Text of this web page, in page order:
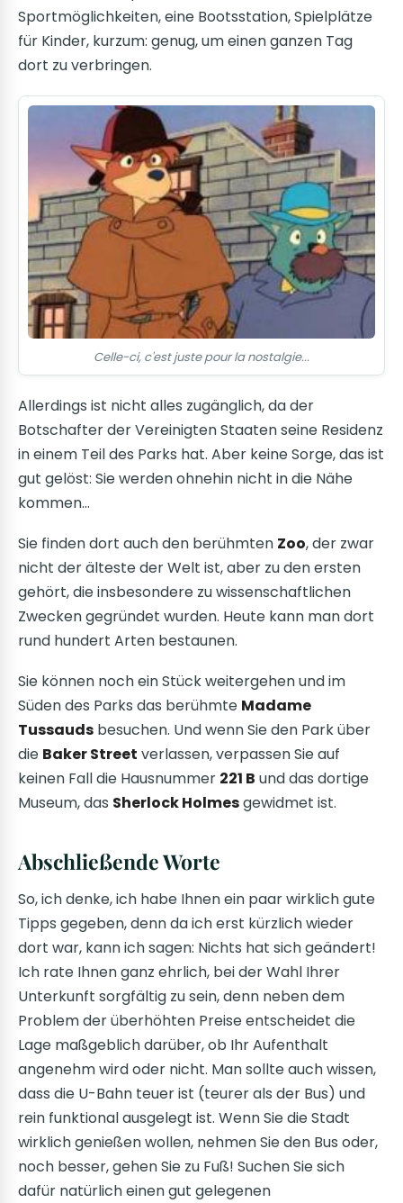
Sportmöglichkeiten, eine Bootsstation, Spielplätze
für Kinder, kurzum: genug, um einen ganzen Tag
dort zu verbringen.
Celle-ci, c'est juste pour la nostalgie...
Allerdings ist nicht alles zugänglich, da der
Botschafter der Vereinigten Staaten seine Residenz
in einem Teil des Parks hat. Aber keine Sorge, das ist
gut gelöst: Sie werden ohnehin nicht in die Nähe
kommen…
Sie finden dort auch den berühmten Zoo, der zwar
nicht der älteste der Welt ist, aber zu den ersten
gehört, die insbesondere zu wissenschaftlichen
Zwecken gegründet wurden. Heute kann man dort
rund hundert Arten bestaunen.
Sie können noch ein Stück weitergehen und im
Süden des Parks das berühmte Madame
Tussauds besuchen. Und wenn Sie den Park über
die Baker Street verlassen, verpassen Sie auf
keinen Fall die Hausnummer 221 B und das dortige
Museum, das Sherlock Holmesgewidmet ist.
Abschließende Worte
So, ich denke, ich habe Ihnen ein paar wirklich gute
Tipps gegeben, denn da ich erst kürzlich wieder
dort war, kann ich sagen: Nichts hat sich geändert!
Ich rate Ihnen ganz ehrlich, bei der Wahl Ihrer
Unterkunft sorgfältig zu sein, denn neben dem
Problem der überhöhten Preise entscheidet die
Lage maßgeblich darüber, ob Ihr Aufenthalt
angenehm wird oder nicht. Man sollte auch wissen,
dass die U-Bahn teuer ist (teurer als der Bus) und
rein funktional ausgelegt ist. Wenn Sie die Stadt
wirklich genießen wollen, nehmen Sie den Bus oder,
noch besser, gehen Sie zu Fuß! Suchen Sie sich
dafür natürlich einen gut gelegenen